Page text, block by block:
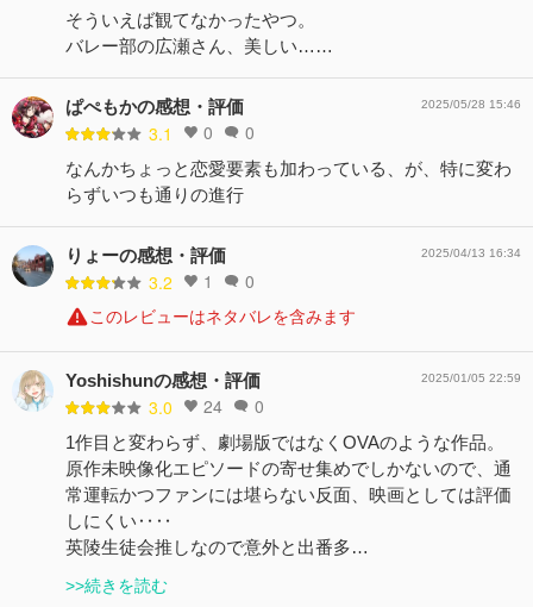
そういえば観てなかったやつ。
バレー部の広瀬さん、美しい……
ぱぺもかの感想・評価
3.1 0 0
2025/05/28 15:46
なんかちょっと恋愛要素も加わっている、が、特に変わ
らずいつも通りの進行
りょーの感想・評価
3.2 1 0
2025/04/13 16:34
このレビューはネタバレを含みます
Yoshishunの感想・評価
3.0 24 0
2025/01/05 22:59
1作目と変わらず、劇場版ではなくOVAのような作品。
原作未映像化エピソードの寄せ集めでしかないので、通
常運転かつファンには堪らない反面、映画としては評価
しにくい‥‥
英陵生徒会推しなので意外と出番多…
>>続きを読む